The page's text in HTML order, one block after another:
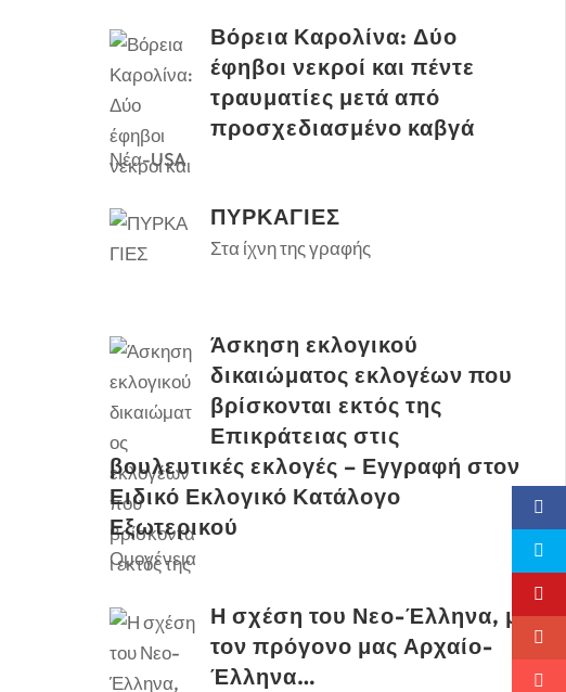
Βόρεια Καρολίνα: Δύο
έφηβοι νεκροί και πέντε
τραυματίες μετά από
προσχεδιασμένο καβγά
Νέα-USA
ΠΥΡΚΑΓΙΕΣ
Στα ίχνη της γραφής
Άσκηση εκλογικού
δικαιώματος εκλογέων που
βρίσκονται εκτός της
Επικράτειας στις
βουλευτικές εκλογές – Εγγραφή στον
Ειδικό Εκλογικό Κατάλογο
Εξωτερικού
Ομογένεια
Η σχέση του Νεο-Έλληνα, με
τον πρόγονο μας Αρχαίο-
Έλληνα…